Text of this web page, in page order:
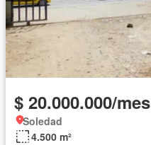
$ 20.000.000/mes
Soledad
4.500 m²